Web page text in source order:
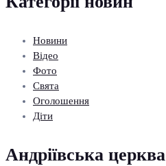
Новини
Відео
Фото
Свята
Оголошення
Діти
Андріївська церква